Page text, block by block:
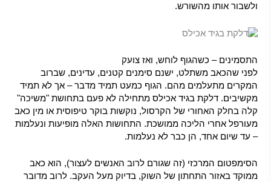
ולשבור אותו מהשורש.
התסמינים – כשהגוף לוחש, ואז צועק
לפני שהכאב משתלט, ישנם סימנים קטנים, עדינים, שברוב
המקרים מתעלמים מהם. הגוף כמעט תמיד מדבר – אך לא תמיד
מקשיבים. דלקת בגיד אכילס מתחילה לא פעם בתחושת "משיכה"
קלה בחלק האחורי של הקרסול, נוקשות בוקר טיפוסית או מין כאב
מעורפל אחרי הליכה ממושכת. התחושות האלה מופיעות ונעלמות
– עד שיום אחד, הן כבר לא נעלמות.
הסימפטום המרכזי (זה שגורם לרוב האנשים לעצור), הוא כאב
ממוקד באזור התחתון של השוק, בדיוק מעל העקב. לרוב מדובר